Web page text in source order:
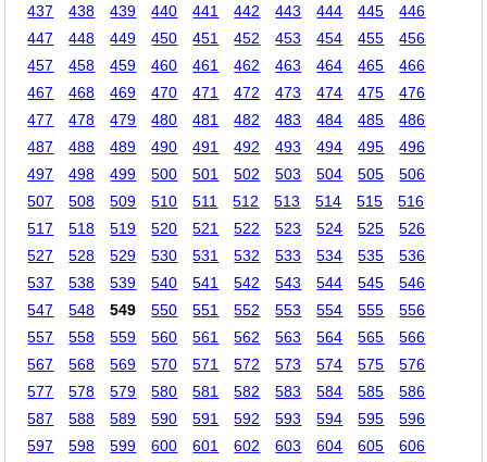
437
438 439 440 441 442 443 444 445
446
447
448 449 450 451 452 453 454 455
456
457
458 459 460 461 462 463 464 465
466
467
468 469 470 471 472 473 474 475
476
477
478 479 480 481 482 483 484 485
486
487
488 489 490 491 492 493 494 495
496
497
498 499 500 501 502 503 504 505
506
507
508 509 510 511 512 513 514 515
516
517
518 519 520 521 522 523 524 525
526
527
528 529 530 531 532 533 534 535
536
537
538 539 540 541 542 543 544 545
546
547
548 549 550 551 552 553 554 555
556
557
558 559 560 561 562 563 564 565
566
567
568 569 570 571 572 573 574 575
576
577
578 579 580 581 582 583 584 585
586
587
588 589 590 591 592 593 594 595
596
597
598 599 600 601 602 603 604 605
606